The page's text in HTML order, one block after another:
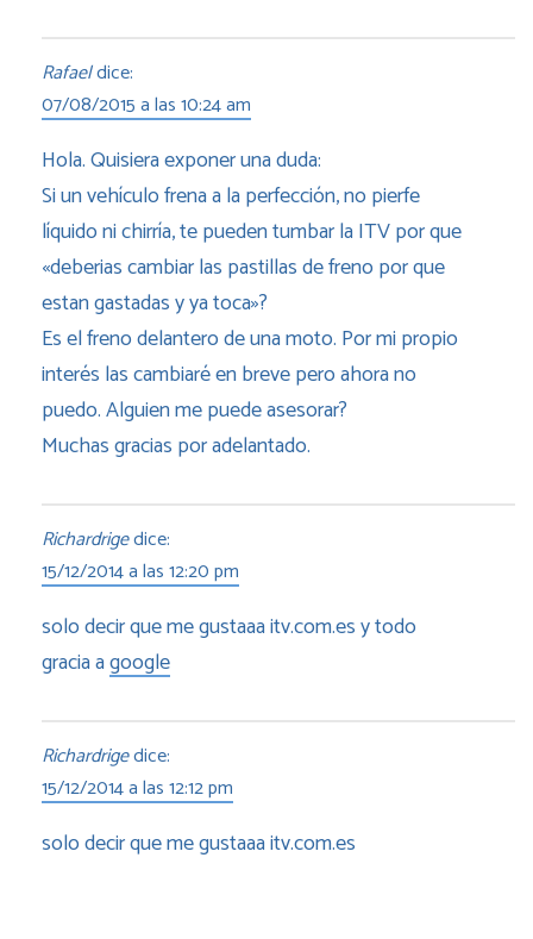
Rafaeldice:
07/08/2015 a las 10:24 am
Hola. Quisiera exponer una duda:
Si un vehículo frena a la perfección, no pierfe
líquido ni chirría, te pueden tumbar la ITV por que
«deberias cambiar las pastillas de freno por que
estan gastadas y ya toca»?
Es el freno delantero de una moto. Por mi propio
interés las cambiaré en breve pero ahora no
puedo. Alguien me puede asesorar?
Muchas gracias por adelantado.
Richardrigedice:
15/12/2014 a las 12:20 pm
solo decir que me gustaaa itv.com.es y todo
gracia agoogle
Richardrigedice:
15/12/2014 a las 12:12 pm
solo decir que me gustaaa itv.com.es